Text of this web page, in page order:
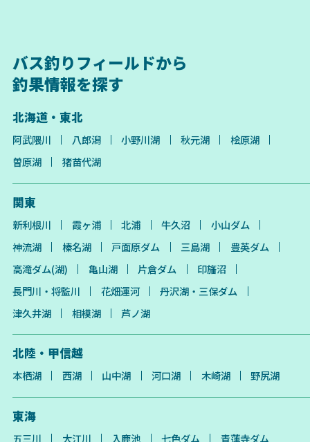
バス釣りフィールドから
釣果情報を探す
北海道・東北
阿武隈川 八郎潟 小野川湖 秋元湖
桧原湖
曽原湖
猪苗代湖
関東
新利根川 霞ヶ浦 北浦 牛久沼
小山ダム
神流湖
榛名湖 戸面原ダム 三島湖
豊英ダム
高滝ダム(湖)
亀山湖 片倉ダム
印旛沼
長門川・将監川
花畑運河
丹沢湖・三保ダム
津久井湖
相模湖 芦ノ湖
北陸・甲信越
本栖湖 西湖 山中湖 河口湖 木崎湖 野尻湖
東海
五三川 大江川 入鹿池 七色ダム 青蓮寺ダム